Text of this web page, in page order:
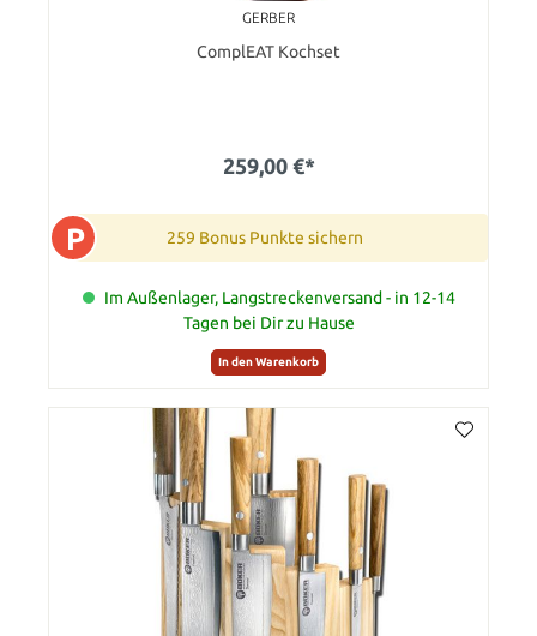
GERBER
ComplEAT Kochset
259,00 €*
P 259 Bonus Punkte sichern
Im Außenlager, Langstreckenversand - in 12-14
Tagen bei Dir zu Hause
In den Warenkorb